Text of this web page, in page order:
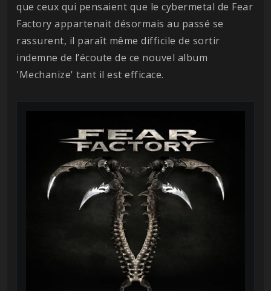
que ceux qui pensaient que le cybermetal de Fear
Factory appartenait désormais au passé se
rassurent, il paraît même difficile de sortir
indemne de l’écoute de ce nouvel album
'Mechanize' tant il est efficace.